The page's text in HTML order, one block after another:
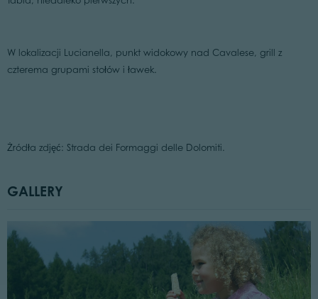
W lokalizacji Lucianella, punkt widokowy nad Cavalese, grill z
czterema grupami stołów i ławek.
Żródła zdjęć: Strada dei Formaggi delle Dolomiti.
GALLERY